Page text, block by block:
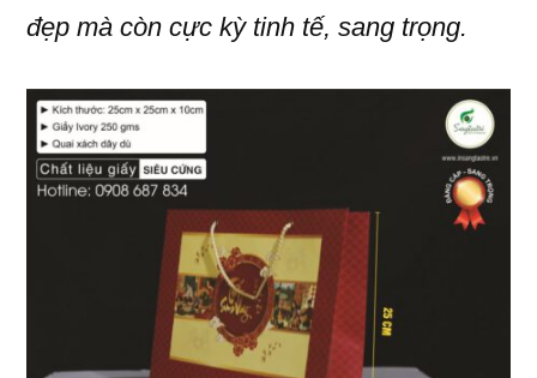
đẹp mà còn cực kỳ tinh tế, sang trọng.